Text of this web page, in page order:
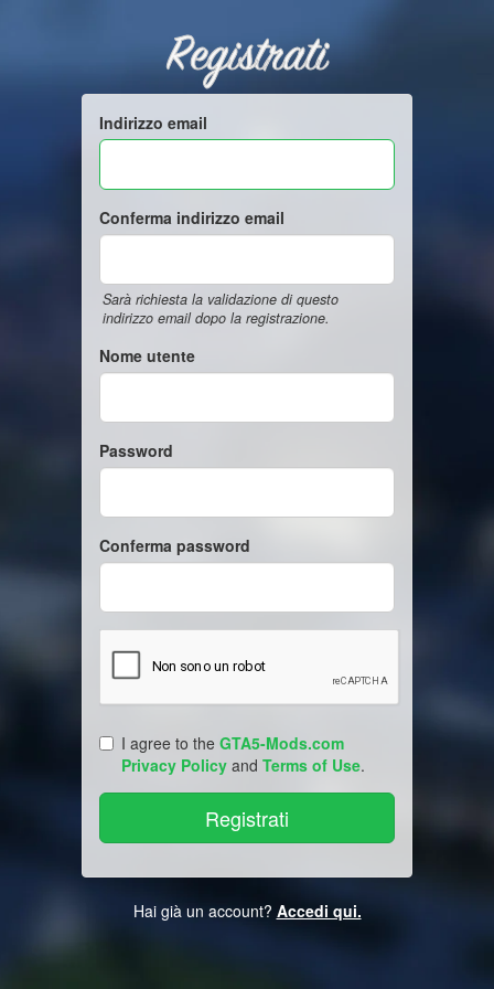
Registrati
Indirizzo email
Conferma indirizzo email
Sarà richiesta la validazione di questo
indirizzo email dopo la registrazione.
Nome utente
Password
Conferma password
I agree to the GTA5-Mods.com
Privacy Policy and Terms of Use.
Hai già un account? Accedi qui.